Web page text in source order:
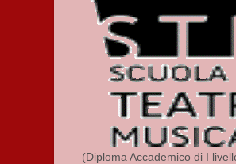
(Diploma Accademico di I